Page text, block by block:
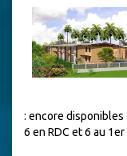
: encore disponibles
6 en RDC et 6 au